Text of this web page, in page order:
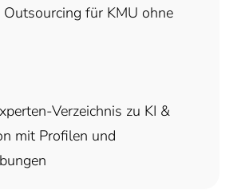
Outsourcing für KMU ohne
Verzeichnis zu KI &
mit Profilen und